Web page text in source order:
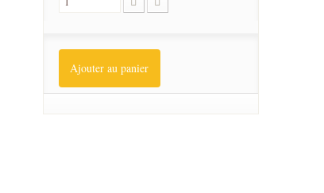
Ajouter au panier